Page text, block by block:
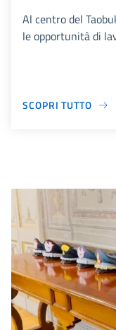
Al centro del
le opportunità di
SCOPRI TUTTO